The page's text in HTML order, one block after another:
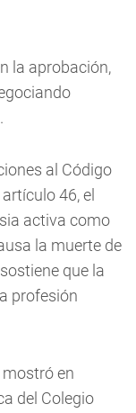
la aprobación,
al Código
46, el
activa como
la muerte de
que la
profesión
mostró en
del Colegio